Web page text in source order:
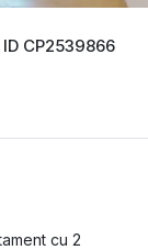
ID CP2539866
cu 2